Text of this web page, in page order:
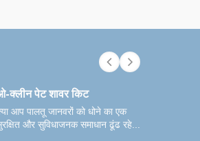
क्लीन पेट शावर किट
आप पालतू जानवरों को धोने का एक
और सुविधाजनक समाधान ढूंढ रहे...